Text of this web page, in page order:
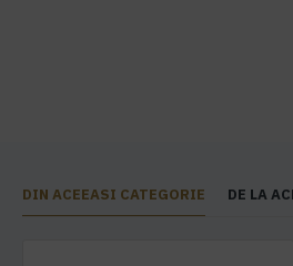
DIN ACEEASI CATEGORIE DE LA